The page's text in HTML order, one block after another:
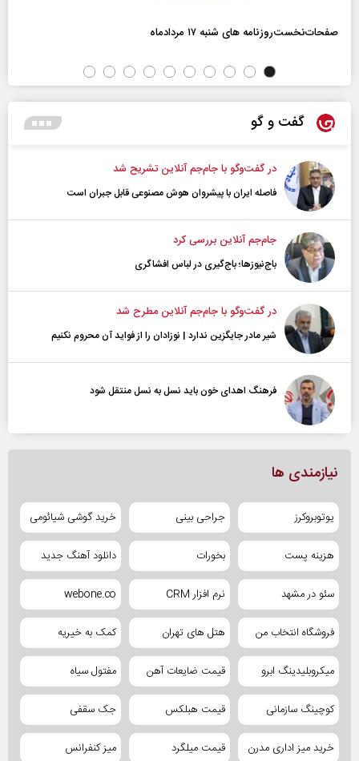
صفحات‌نخست‌روزنامه ها‌ی شنبه ۱۷ مردادماه
گفت و گو
در گفت‌و‌گو با جام‌جم آنلاین تشریح شد
فاصله ایران با پیشرو‌ان هوش مصنوعی قابل جبران است
جام‌جم آنلاین بررسی کرد
باج‌نیوزها؛ باج‌گیری در لباس افشاگری
در گفت‌و‌گو با جام‌جم آنلاین مطرح شد
شیر مادر جایگزین ندارد | نوزادان را از فواید آن محروم نکنیم
فرهنگ اهدای خون باید نسل به نسل منتقل شود
نیازمندی ها
یوتوبروکرز جراحی بینی خرید گوشی شیائومی
هزینه پست بخورات دانلود آهنگ جدید
سئو در مشهد نرم افزار CRM webone.co
فروشگاه انتخاب من هتل های تهران کمک به خیریه
میکروبلیدینگ ابرو قیمت ضایعات آهن مفتول سیاه
کوچینگ سازمانی قیمت هبلکس جک سقفی
خرید میز اداری مدرن قیمت میلگرد میز کنفرانس